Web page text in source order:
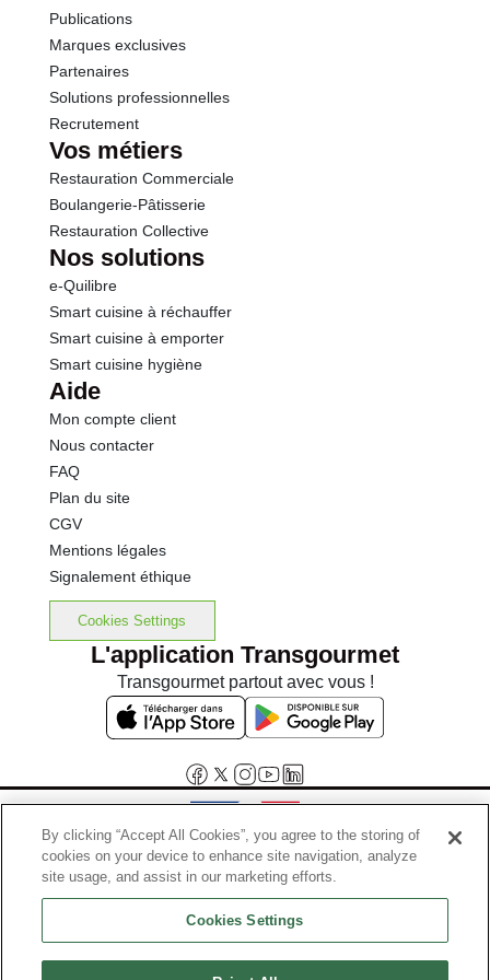
Publications
Marques exclusives
Partenaires
Solutions professionnelles
Recrutement
Vos métiers
Restauration Commerciale
Boulangerie-Pâtisserie
Restauration Collective
Nos solutions
e-Quilibre
Smart cuisine à réchauffer
Smart cuisine à emporter
Smart cuisine hygiène
Aide
Mon compte client
Nous contacter
FAQ
Plan du site
CGV
Mentions légales
Signalement éthique
Cookies Settings
L'application Transgourmet
Transgourmet partout avec vous !
Interdiction de vente de boissons alcooliques aux mineurs de
moins de 18 ans
La preuve de majorité de l'acheteur est exigée au moment de la vente
Code de la santé publique, Aar.l.3342-1 et l.3353-3
By clicking “Accept All Cookies”, you agree to the storing of
cookies on your device to enhance site navigation, analyze
site usage, and assist in our marketing efforts.
Cookies Settings